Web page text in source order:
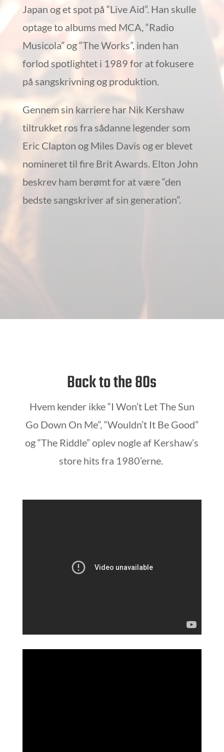
Japan og et spot på “Live Aid”. Han skulle
optage to albums med MCA, “Radio
Musicola” og “The Works”, inden han
forlod spotlightet i 1989 for at fokusere
på sangskrivning og produktion.
Gennem sin karriere har Nik Kershaw
tiltrukket ros fra sådanne legender som
Eric Clapton og Miles Davis og er blevet
nomineret til fire Brit Awards. Elton John
beskrev ham berømt for at være “den
bedste sangskriver af sin generation”.
Back to the 80s
Hvem kender ikke“I Won’t Let The Sun
Go Down On Me”, “Wouldn’t It Be Good”
og “The Riddle” oplev nogle af Kershaw’s
store hits fra 1980’erne.